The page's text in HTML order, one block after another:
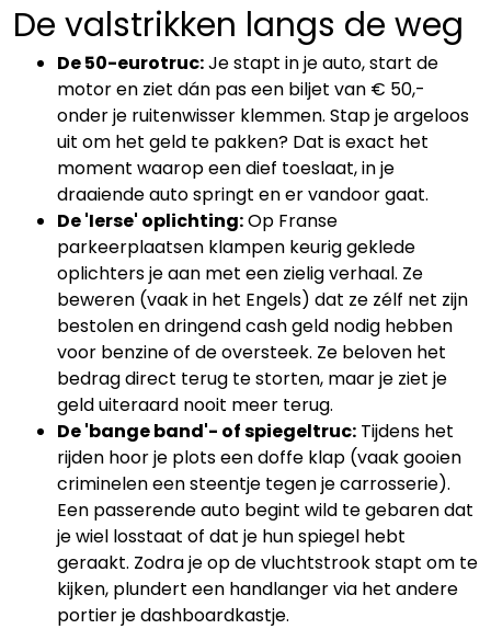
De valstrikken langs de weg
De 50-eurotruc:Je stapt in je auto, start de
motor en ziet dán pas een biljet van € 50,-
onder je ruitenwisser klemmen. Stap je argeloos
uit om het geld te pakken? Dat is exact het
moment waarop een dief toeslaat, in je
draaiende auto springt en er vandoor gaat.
De 'Ierse' oplichting:Op Franse
parkeerplaatsen klampen keurig geklede
oplichters je aan met een zielig verhaal. Ze
beweren (vaak in het Engels) dat ze zélf net zijn
bestolen en dringend cash geld nodig hebben
voor benzine of de oversteek. Ze beloven het
bedrag direct terug te storten, maar je ziet je
geld uiteraard nooit meer terug.
De 'bange band'- of spiegeltruc: Tijdens het
rijden hoor je plots een doffe klap (vaak gooien
criminelen een steentje tegen je carrosserie).
Een passerende auto begint wild te gebaren dat
je wiel losstaat of dat je hun spiegel hebt
geraakt. Zodra je op de vluchtstrook stapt om te
kijken, plundert een handlanger via het andere
portier je dashboardkastje.